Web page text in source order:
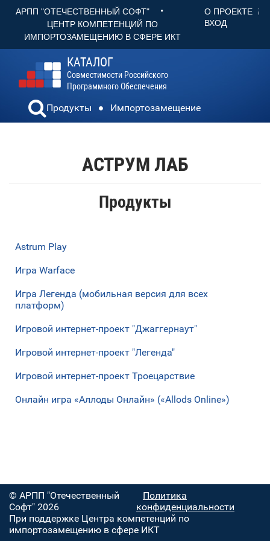
АРПП "ОТЕЧЕСТВЕННЫЙ СОФТ" •
ЦЕНТР КОМПЕТЕНЦИЙ ПО
ИМПОРТОЗАМЕЩЕНИЮ В СФЕРЕ ИКТ
О ПРОЕКТЕ
ВХОД
КАТАЛОГ
Совместимости Российского
Программного Обеспечения
Продукты Импортозамещение
АСТРУМ ЛАБ
Продукты
Astrum Play
Игра Warface
Игра Легенда (мобильная версия для всех
платформ)
Игровой интернет-проект "Джаггернаут"
Игровой интернет-проект "Легенда"
Игровой интернет-проект Троецарствие
Онлайн игра «Аллоды Онлайн» («Allods Online»)
© АРПП "Отечественный
Софт" 2026
Политика
конфиденциальности
При поддержке Центра компетенций по
импортозамещению в сфере ИКТ